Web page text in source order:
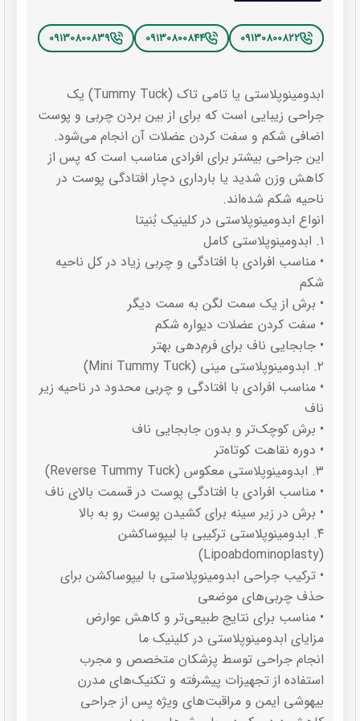
09130800822
09130800844
09130800839
ابدومینوپلاستی یا تامی تاک (Tummy Tuck) یک
جراحی زیبایی است که برای از بین بردن چربی و پوست
اضافی شکم و سفت کردن عضلات آن انجام می‌شود.
این جراحی بیشتر برای افرادی مناسب است که پس از
کاهش وزن شدید یا بارداری دچار افتادگی پوست در
ناحیه شکم شده‌اند.
انواع ابدومینوپلاستی در کلینیک بُنیتا
۱. ابدومینوپلاستی کامل
• مناسب افرادی با افتادگی و چربی زیاد در کل ناحیه
شکم
• برش از یک سمت لگن به سمت دیگر
• سفت کردن عضلات دیواره شکم
• جابجایی ناف برای فرم‌دهی بهتر
۲. ابدومینوپلاستی مینی (Mini Tummy Tuck)
• مناسب افرادی با افتادگی و چربی محدود در ناحیه زیر
ناف
• برش کوچک‌تر و بدون جابجایی ناف
• دوره نقاهت کوتاه‌تر
۳. ابدومینوپلاستی معکوس (Reverse Tummy Tuck)
• مناسب افرادی با افتادگی پوست در قسمت بالای ناف
• برش در زیر سینه برای کشیدن پوست رو به بالا
۴. ابدومینوپلاستی ترکیبی با لیپوساکشن
(Lipoabdominoplasty)
• ترکیب جراحی ابدومینوپلاستی با لیپوساکشن برای
حذف چربی‌های موضعی
• مناسب برای نتایج طبیعی‌تر و کاهش عوارض
مزایای ابدومینوپلاستی در کلینیک ما
انجام جراحی توسط پزشکان متخصص و مجرب
استفاده از تجهیزات پیشرفته و تکنیک‌های مدرن
بیهوشی ایمن و مراقبت‌های ویژه پس از جراحی